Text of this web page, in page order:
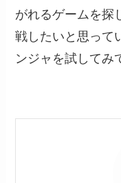
がれるゲームを探
戦したいと思って
ンジャを試してみ